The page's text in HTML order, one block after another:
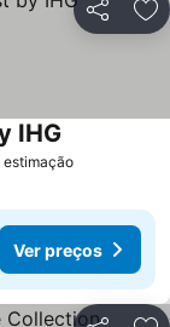
Partilhar
estimaçãoVer preços
IHG
Ver preços